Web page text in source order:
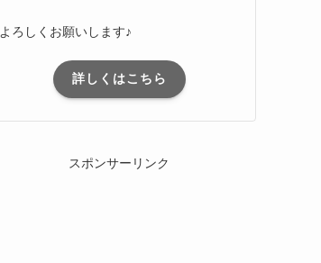
よろしくお願いします♪
詳しくはこちら
スポンサーリンク